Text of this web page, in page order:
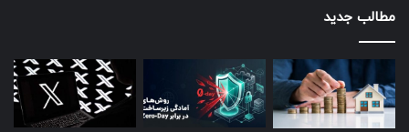
می‌کند و شما می‌توانید از تراکنش‌های آنی آن در شبکه لایتنینگ
افزونه به حساب کاربری خود در صرافی کوین بیس ( CoinBase )
می توانید خریدهای خود در آمازون را با استفاده از بیت کوین،
اتریوم و لایت کوین پرداخت کنید.
مطالب جدید